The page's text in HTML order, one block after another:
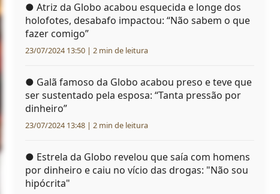
● Atriz da Globo acabou esquecida e longe dos
holofotes, desabafo impactou: “Não sabem o que
fazer comigo”
23/07/2024 13:50 | 2 min de leitura
● Galã famoso da Globo acabou preso e teve que
ser sustentado pela esposa: “Tanta pressão por
dinheiro”
23/07/2024 13:48 | 2 min de leitura
● Estrela da Globo revelou que saía com homens
por dinheiro e caiu no vício das drogas: "Não sou
hipócrita"